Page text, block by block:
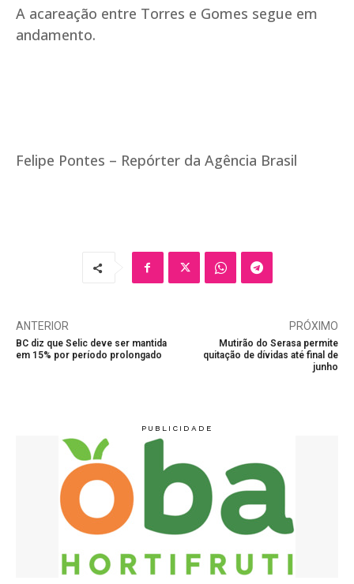
A acareação entre Torres e Gomes segue em
andamento.
Felipe Pontes – Repórter da Agência Brasil
ANTERIOR
BC diz que Selic deve ser mantida
em 15% por período prolongado
PRÓXIMO
Mutirão do Serasa permite
quitação de dívidas até final de
junho